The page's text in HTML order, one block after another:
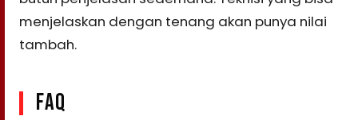
menjelaskan dengan tenang akan punya nilai
tambah.
FAQ